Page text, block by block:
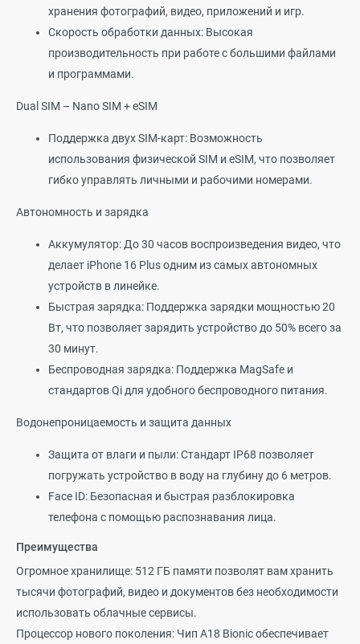
хранения фотографий, видео, приложений и игр.
Скорость обработки данных: Высокая
производительность при работе с большими файлами
и программами.
Dual SIM – Nano SIM + eSIM
Поддержка двух SIM-карт: Возможность
использования физической SIM и eSIM, что позволяет
гибко управлять личными и рабочими номерами.
Автономность и зарядка
Аккумулятор: До 30 часов воспроизведения видео, что
делает iPhone 16 Plus одним из самых автономных
устройств в линейке.
Быстрая зарядка: Поддержка зарядки мощностью 20
Вт, что позволяет зарядить устройство до 50% всего за
30 минут.
Беспроводная зарядка: Поддержка MagSafe и
стандартов Qi для удобного беспроводного питания.
Водонепроницаемость и защита данных
Защита от влаги и пыли: Стандарт IP68 позволяет
погружать устройство в воду на глубину до 6 метров.
Face ID: Безопасная и быстрая разблокировка
телефона с помощью распознавания лица.
Преимущества
Огромное хранилище: 512 ГБ памяти позволят вам хранить
тысячи фотографий, видео и документов без необходимости
использовать облачные сервисы.
Процессор нового поколения: Чип A18 Bionic обеспечивает